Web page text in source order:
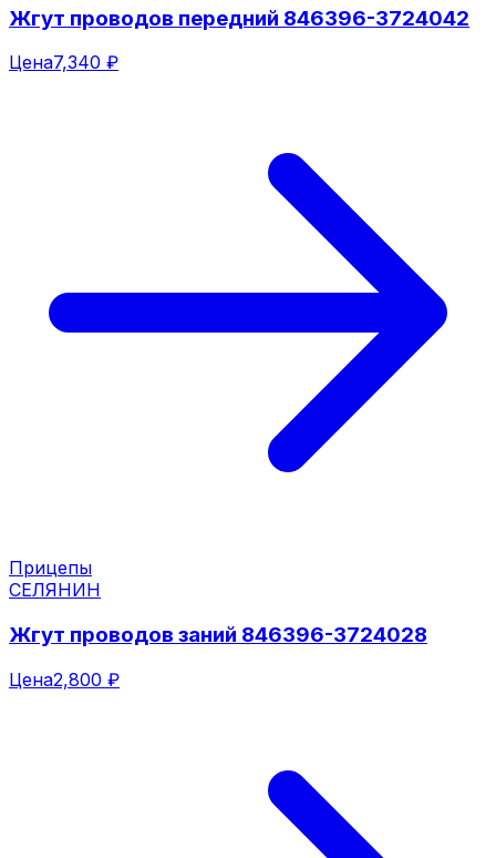
Жгут проводов передний 846396-3724042
Цена7,340 ₽
Прицепы
СЕЛЯНИН
Жгут проводов заний 846396-3724028
Цена2,800 ₽